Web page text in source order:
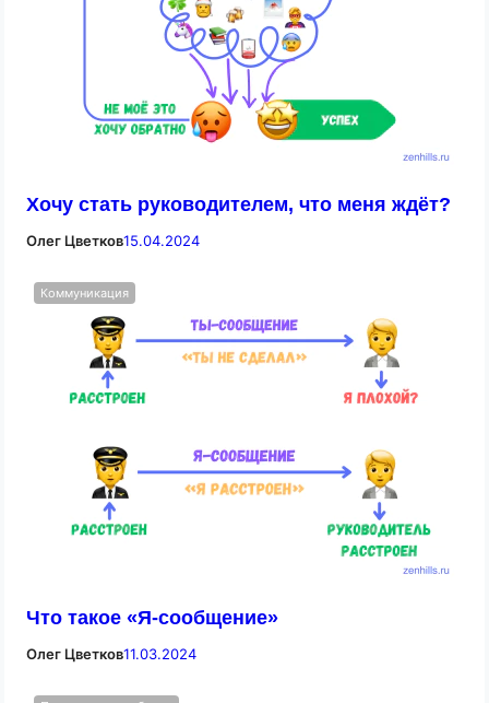
Хочу стать руководителем, что меня ждёт?
Олег Цветков15.04.2024
Что такое «Я-сообщение»
Олег Цветков11.03.2024
Коммуникация